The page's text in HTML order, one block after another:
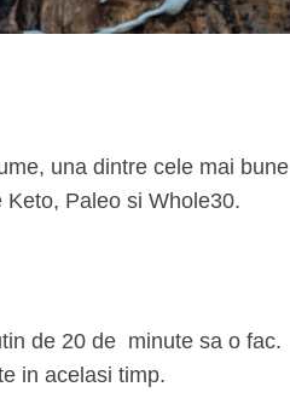
una dintre cele mai bune
Paleo si Whole30.
de 20 de minute sa o fac.
in acelasi timp.